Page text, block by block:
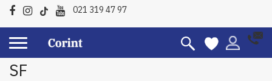
021 319 47 97
SF